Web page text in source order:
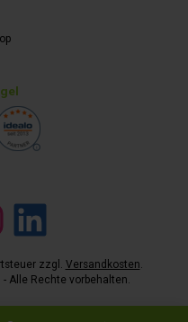
zzgl. Versandkosten.
Alle Rechte vorbehalten.